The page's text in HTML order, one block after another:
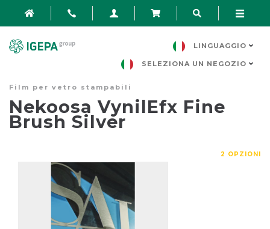
LINGUAGGIO
SELEZIONA UN NEGOZIO
Film per vetro stampabili
Nekoosa VynilEfx Fine
Brush Silver
2 OPZIONI